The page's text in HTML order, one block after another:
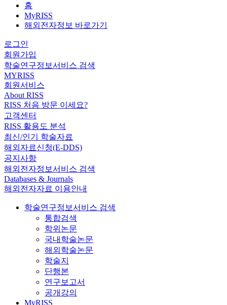
홈
MyRISS
해외전자정보 바로가기
로그인
회원가입
학술연구정보서비스 검색
MYRISS
회원서비스
About RISS
RISS 처음 방문 이세요?
고객센터
RISS 활용도 분석
최신/인기 학술자료
해외자료신청(E-DDS)
공지사항
해외전자정보서비스 검색
Databases & Journals
해외전자자료 이용안내
학술연구정보서비스 검색
통합검색
학위논문
국내학술논문
해외학술논문
학술지
단행본
연구보고서
공개강의
MyRISS